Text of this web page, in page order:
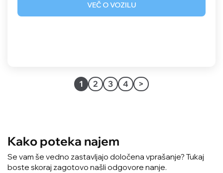
VEČ O VOZILU
1 2 3 4 >
Kako poteka najem
Se vam še vedno zastavljajo določena vprašanje? Tukaj
boste skoraj zagotovo našli odgovore nanje.